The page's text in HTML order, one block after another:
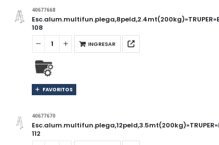
40677668
108
INGRESAR
FAVORITOS
40677670
112